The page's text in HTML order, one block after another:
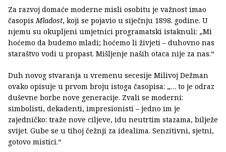
Za razvoj domaće moderne misli osobitu je važnost imao
časopis Mladost, koji se pojavio u siječnju 1898. godine. U
njemu su okupljeni umjetnici programatski istaknuli: „Mi
hoćemo da budemo mladi; hoćemo li živjeti – duhovno nas
staraštvo vodi u propast. Mišljenje naših otaca nije za nas.“
Duh novog stvaranja u vremenu secesije Milivoj Dežman
ovako opisuje u prvom broju istoga časopisa: „… to je odraz
duševne borbe nove generacije. Zvali se moderni:
simbolisti, dekadenti, impresionisti – jedno im je
zajedničko: traže nove ciljeve, idu neutrtim stazama, bilježe
svijet. Gube se u tihoj čežnji za idealima. Senzitivni, sjetni,
gotovo mistici.“